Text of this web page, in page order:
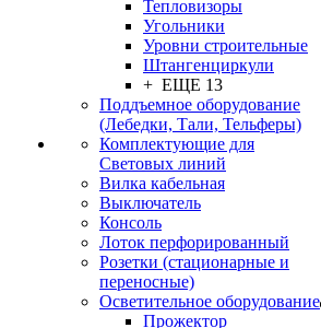
Тепловизоры
Угольники
Уровни строительные
Штангенциркули
+ ЕЩЕ 13
Поддъемное оборудование
(Лебедки, Тали, Тельферы)
Комплектующие для
Световых линий
Вилка кабельная
Выключатель
Консоль
Лоток перфорированный
Розетки (стационарные и
переносные)
Осветительное оборудование
Прожектор